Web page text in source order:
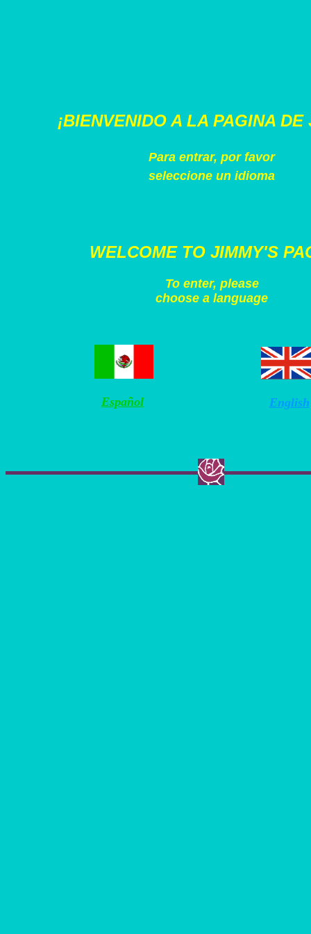
¡BIENVENIDO A LA PAGINA DE
Para entrar, por favor
seleccione un idioma
WELCOME TO JIMMY'S
To enter, please
choose a language
Español English